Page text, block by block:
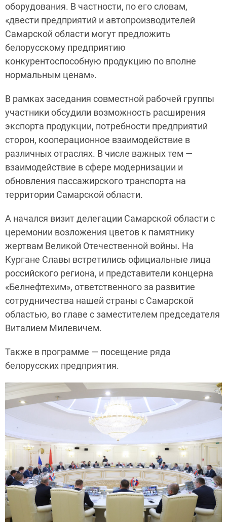
оборудования. В частности, по его словам,
«двести предприятий и автопроизводителей
Самарской области могут предложить
белорусскому предприятию
конкурентоспособную продукцию по вполне
нормальным ценам».
В рамках заседания совместной рабочей группы
участники обсудили возможность расширения
экспорта продукции, потребности предприятий
сторон, кооперационное взаимодействие в
различных отраслях. В числе важных тем —
взаимодействие в сфере модернизации и
обновления пассажирского транспорта на
территории Самарской области.
А начался визит делегации Самарской области с
церемонии возложения цветов к памятнику
жертвам Великой Отечественной войны. На
Кургане Славы встретились официальные лица
российского региона, и представители концерна
«Белнефтехим», ответственного за развитие
сотрудничества нашей страны с Самарской
областью, во главе с заместителем председателя
Виталием Милевичем.
Также в программе — посещение ряда
белорусских предприятия.